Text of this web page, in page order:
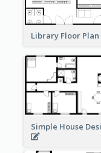
Library Floor Plan
Simple House